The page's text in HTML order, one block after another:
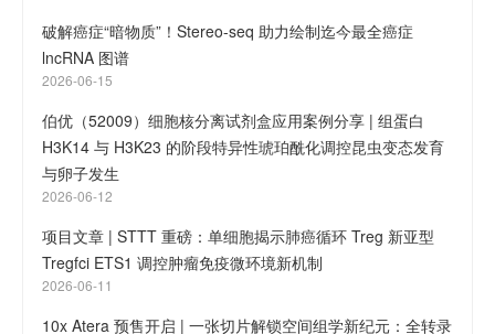
破解癌症“暗物质”！Stereo-seq 助力绘制迄今最全癌症
lncRNA 图谱
2026-06-15
伯优（52009）细胞核分离试剂盒应用案例分享 | 组蛋白
H3K14 与 H3K23 的阶段特异性琥珀酰化调控昆虫变态发育
与卵子发生
2026-06-12
项目文章 | STTT 重磅：单细胞揭示肺癌循环 Treg 新亚型
Tregfci ETS1 调控肿瘤免疫微环境新机制
2026-06-11
10x Atera 预售开启 | 一张切片解锁空间组学新纪元：全转录